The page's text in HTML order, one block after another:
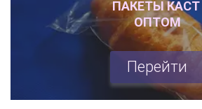
ПАКЕТЫ КАСТ
ОПТОМ
Перейти